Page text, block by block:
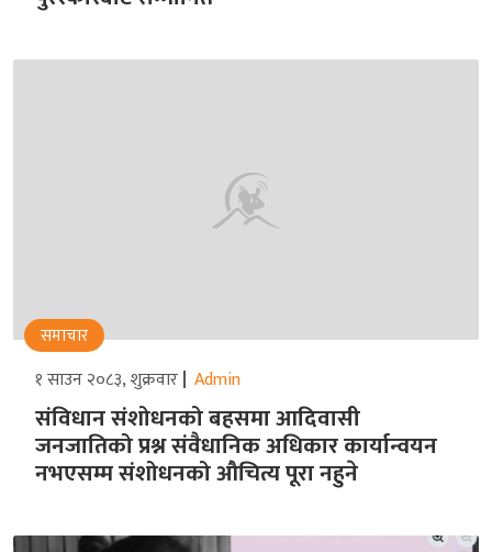
समाचार
१ साउन २०८३, शुक्रवार Admin
संविधान संशोधनको बहसमा आदिवासी
जनजातिको प्रश्न संवैधानिक अधिकार कार्यान्वयन
नभएसम्म संशोधनको औचित्य पूरा नहुने